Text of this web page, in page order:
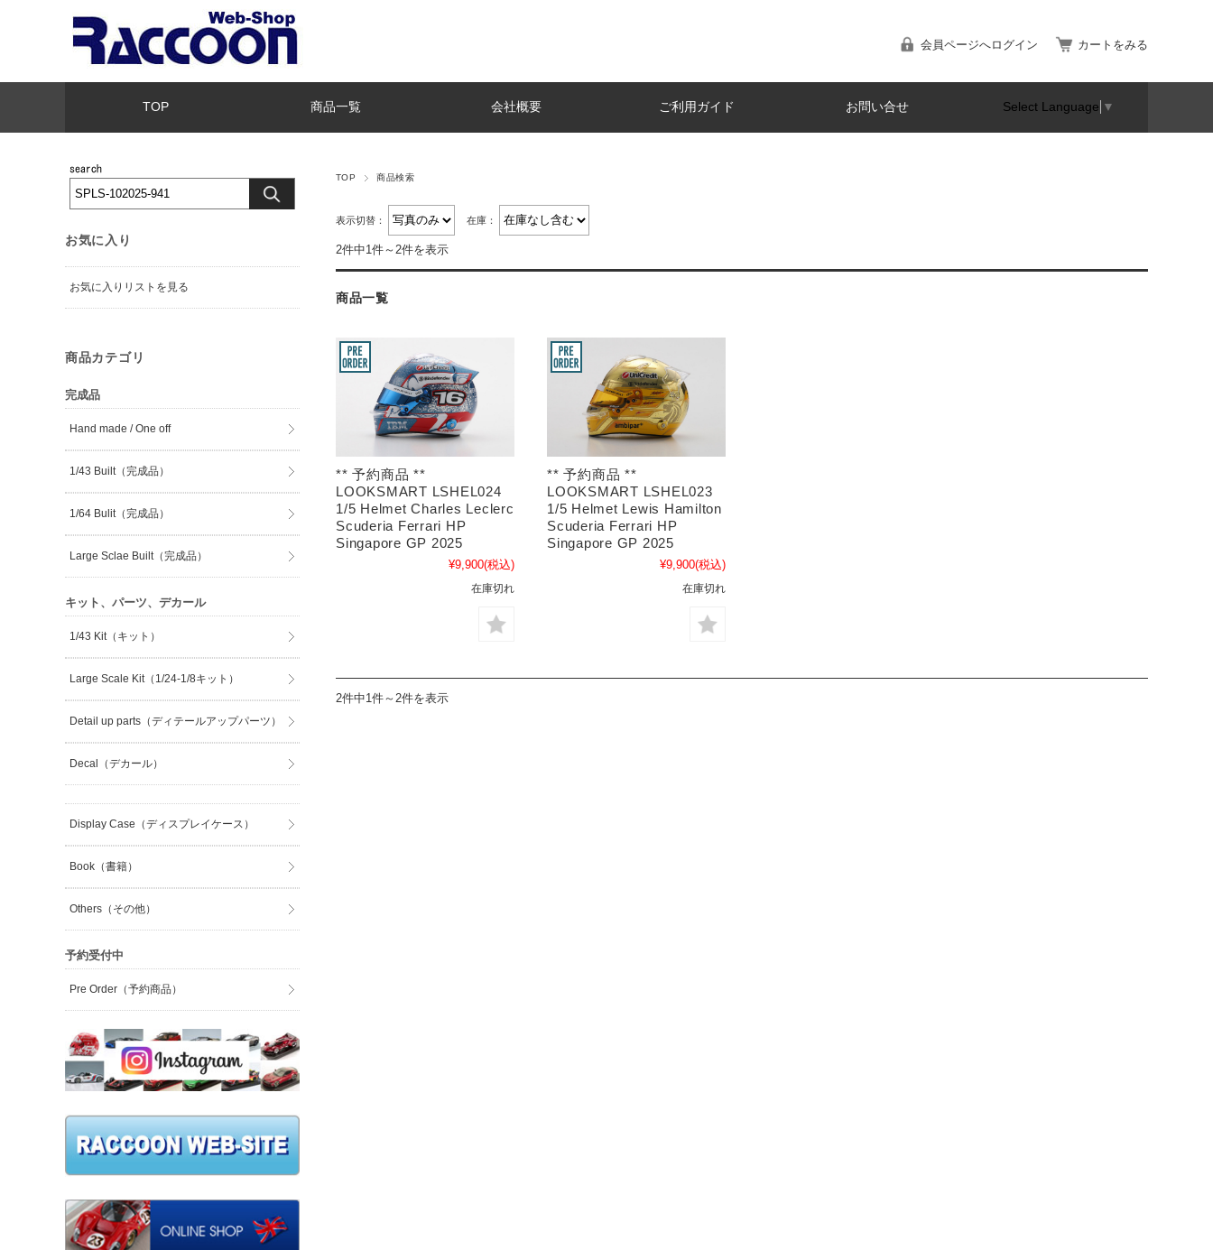
会員ページへログイン カートをみる
TOP 商品一覧 会社概要 ご利用ガイド お問い合せ Select Language ▼
TOP 商品検索
表示切替： 在庫：
2件中1件～2件を表示
商品一覧
** 予約商品 **
LOOKSMART LSHEL024
1/5 Helmet Charles Leclerc
Scuderia Ferrari HP
Singapore GP 2025
¥9,900(税込)
在庫切れ
** 予約商品 **
LOOKSMART LSHEL023
1/5 Helmet Lewis Hamilton
Scuderia Ferrari HP
Singapore GP 2025
¥9,900(税込)
在庫切れ
2件中1件～2件を表示
お気に入り
お気に入りリストを見る
商品カテゴリ
完成品
Hand made / One off
1/43 Built（完成品）
1/64 Bulit（完成品）
Large Sclae Built（完成品）
キット、パーツ、デカール
1/43 Kit（キット）
Large Scale Kit（1/24-1/8キット）
Detail up parts（ディテールアップパーツ）
Decal（デカール）
Display Case（ディスプレイケース）
Book（書籍）
Others（その他）
予約受付中
Pre Order（予約商品）